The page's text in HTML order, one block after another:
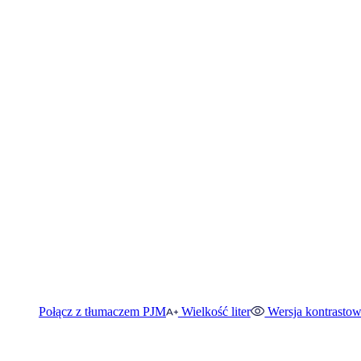
Połącz z tłumaczem PJM Wielkość liter Wersja